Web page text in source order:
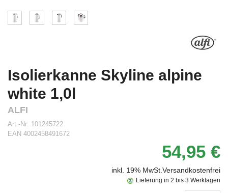
Isolierkanne Skyline alpine
white 1,0l
ALFI
Art.-Nr: 101245722
EAN 4002458491672
54,95 €
inkl. 19% MwSt.Versandkostenfrei
Lieferung in 2 bis 3 Werktagen